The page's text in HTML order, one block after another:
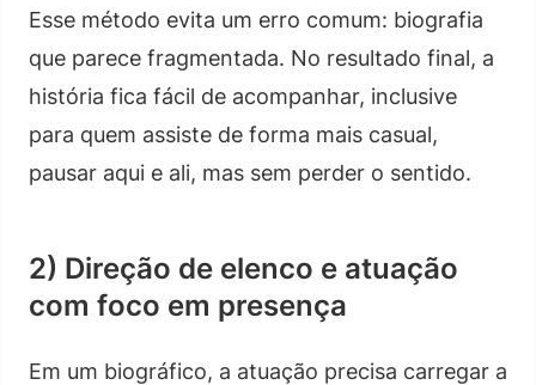
Esse método evita um erro comum: biografia
que parece fragmentada. No resultado final, a
história fica fácil de acompanhar, inclusive
para quem assiste de forma mais casual,
pausar aqui e ali, mas sem perder o sentido.
2) Direção de elenco e atuação
com foco em presença
Em um biográfico, a atuação precisa carregar a